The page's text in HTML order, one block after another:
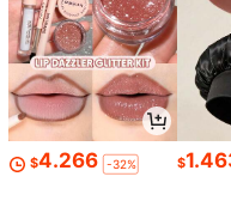
$4.266 -32% $